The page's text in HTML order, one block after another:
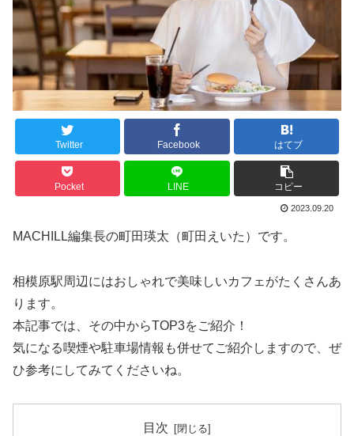
Twitter Facebook はてブ
Pocket LINE コピー
2023.09.20
MACHILL編集長の町田瑛太（町田えいた）です。
相模原駅周辺にはおしゃれで美味しいカフェがたくさんあ
ります。
本記事では、その中からTOP3をご紹介！
気になる喫煙や駐車場情報も併せてご紹介しますので、ぜ
ひ参考にしてみてくださいね。
目次